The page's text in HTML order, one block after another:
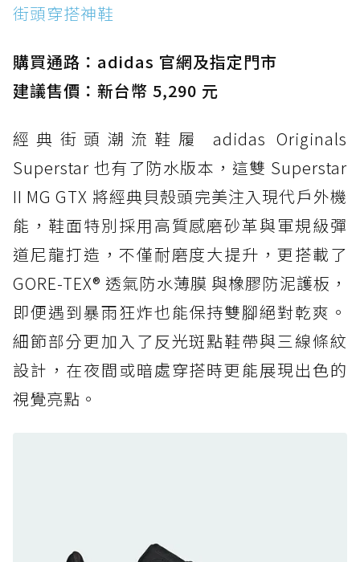
防水鞋推薦 2. New Balance Hierro v9 GORE-
防水鞋推薦 3. Nike Dunk Low GORE-TEX：
經典 Dunk 輪廓加上防水科技，雨天穿搭帥度不
打折
防水鞋推薦 4. ASICS TRABUCO 14 GTX：搭
載 GORE-TEX 隱形貼合科技，全方位防水神鞋
防水鞋推薦 5. Salomon XT-6 GORE-TEX：潮
人必備山系鞋王！防滑、防水與街頭顏值一次攻
頂
防水鞋推薦 6. HOKA Stinson Evo GTX：越野
復刻厚底，GORE-TEX 防水與增高神器一次滿
黃靴同級頂級防水，輕量化工裝健走鞋雨天必備
防水鞋推薦 7. Timberland Motion Access：
黃靴同級頂級防水，輕量化工裝健走鞋雨天必備
街頭穿搭神鞋
購買通路：adidas 官網及指定門市
建議售價：新台幣 5,290 元
經典街頭潮流鞋履 adidas Originals
Superstar 也有了防水版本，這雙 Superstar
II MG GTX 將經典貝殼頭完美注入現代戶外機
能，鞋面特別採用高質感磨砂革與軍規級彈
道尼龍打造，不僅耐磨度大提升，更搭載了
GORE-TEX® 透氣防水薄膜 與橡膠防泥護板，
即便遇到暴雨狂炸也能保持雙腳絕對乾爽。
細節部分更加入了反光斑點鞋帶與三線條紋
設計，在夜間或暗處穿搭時更能展現出色的
視覺亮點。